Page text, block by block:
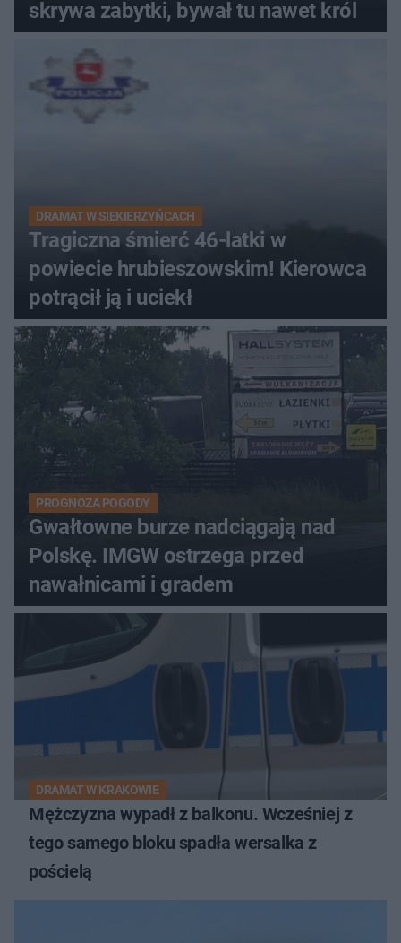
skrywa zabytki, bywał tu nawet król
DRAMAT W SIEKIERZYŃCACH
Tragiczna śmierć 46-latki w
powiecie hrubieszowskim! Kierowca
potrącił ją i uciekł
PROGNOZA POGODY
Gwałtowne burze nadciągają nad
Polskę. IMGW ostrzega przed
nawałnicami i gradem
DRAMAT W KRAKOWIE
Mężczyzna wypadł z balkonu. Wcześniej z
tego samego bloku spadła wersalka z
pościelą